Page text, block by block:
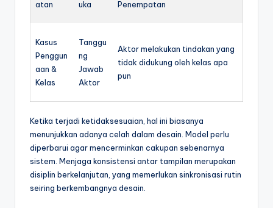
atan
uka
Penempatan
Kasus
Penggun
aan &
Kelas
Tanggu
ng
Jawab
Aktor
Aktor melakukan tindakan yang
tidak didukung oleh kelas apa
pun
Ketika terjadi ketidaksesuaian, hal ini biasanya
menunjukkan adanya celah dalam desain. Model perlu
diperbarui agar mencerminkan cakupan sebenarnya
sistem. Menjaga konsistensi antar tampilan merupakan
disiplin berkelanjutan, yang memerlukan sinkronisasi rutin
seiring berkembangnya desain.